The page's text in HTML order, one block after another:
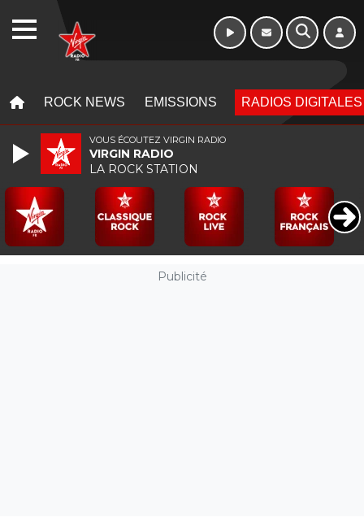
ROCK NEWS EMISSIONS RADIOS DIGITALES
Publicité
VOUS ÉCOUTEZ VIRGIN RADIO
VIRGIN RADIO
LA ROCK STATION
WEBRADIO